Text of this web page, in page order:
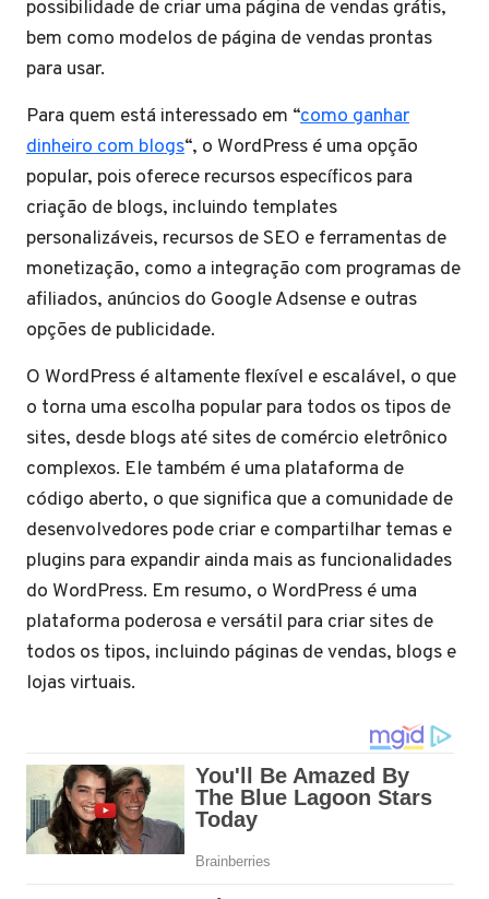
possibilidade de criar uma página de vendas grátis,
bem como modelos de página de vendas prontas
para usar.
Para quem está interessado em “como ganhar
dinheiro com blogs“, o WordPress é uma opção
popular, pois oferece recursos específicos para
criação de blogs, incluindo templates
personalizáveis, recursos de SEO e ferramentas de
monetização, como a integração com programas de
afiliados, anúncios do Google Adsense e outras
opções de publicidade.
O WordPress é altamente flexível e escalável, o que
o torna uma escolha popular para todos os tipos de
sites, desde blogs até sites de comércio eletrônico
complexos. Ele também é uma plataforma de
código aberto, o que significa que a comunidade de
desenvolvedores pode criar e compartilhar temas e
plugins para expandir ainda mais as funcionalidades
do WordPress. Em resumo, o WordPress é uma
plataforma poderosa e versátil para criar sites de
todos os tipos, incluindo páginas de vendas, blogs e
lojas virtuais.